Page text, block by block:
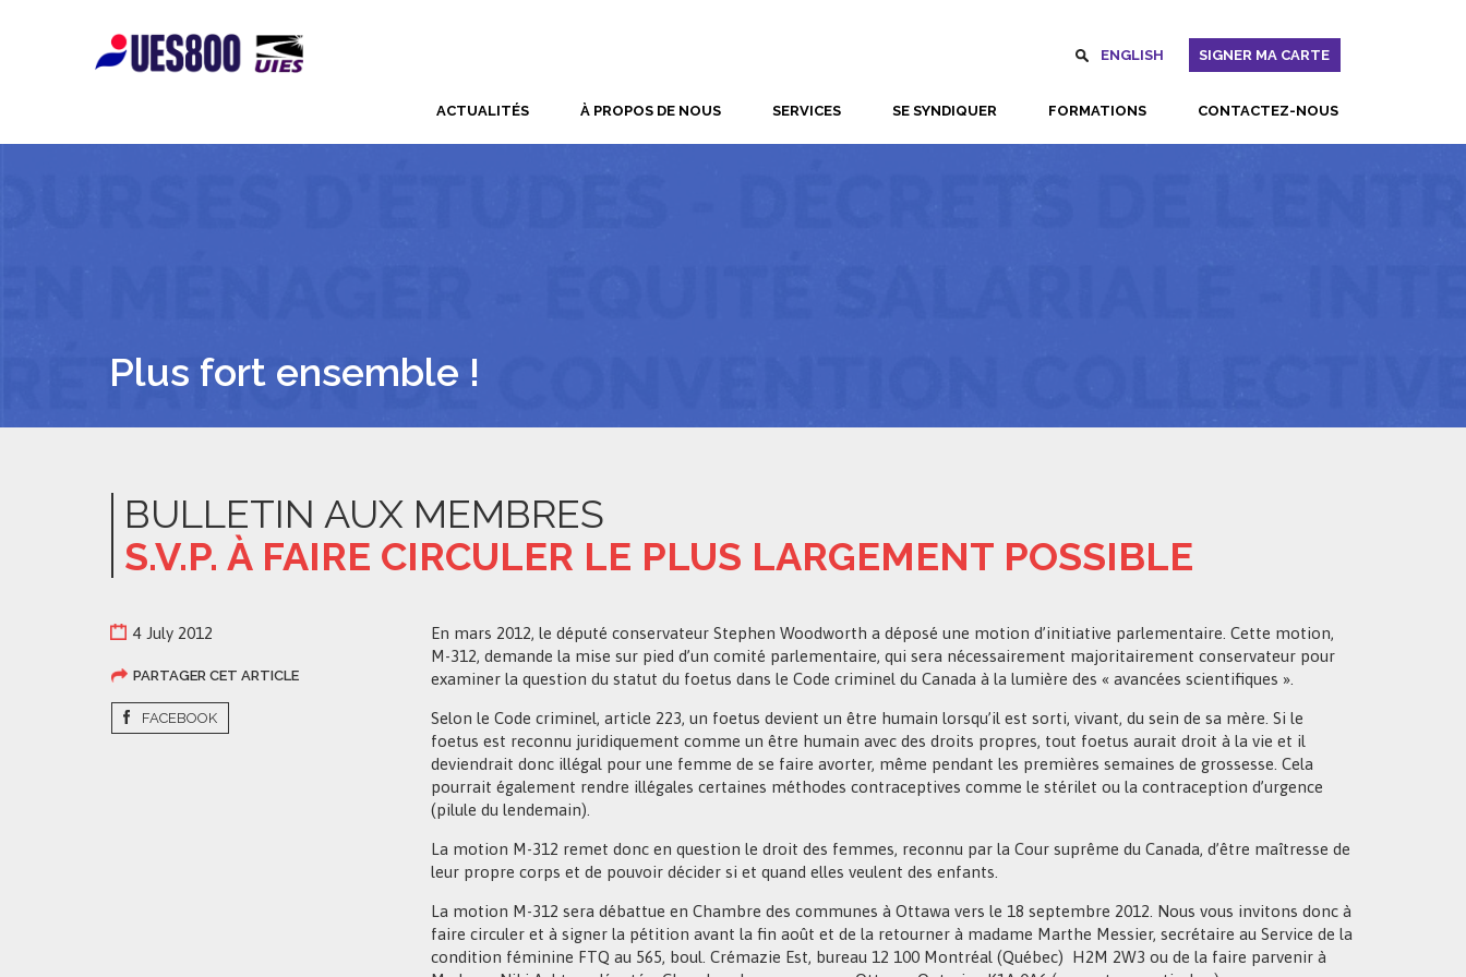
ENGLISH SIGNER MA CARTE
ACTUALITÉS À PROPOS DE NOUS SERVICES SE SYNDIQUER FORMATIONS CONTACTEZ-NOUS
Plus fort ensemble !
BULLETIN AUX MEMBRES
S.V.P. À FAIRE CIRCULER LE PLUS LARGEMENT POSSIBLE
4 July 2012
PARTAGER CET ARTICLE
FACEBOOK
En mars 2012, le député conservateur Stephen Woodworth a déposé une motion d’initiative parlementaire. Cette motion,
M-312, demande la mise sur pied d’un comité parlementaire, qui sera nécessairement majoritairement conservateur pour
examiner la question du statut du foetus dans le Code criminel du Canada à la lumière des « avancées scientifiques ».
Selon le Code criminel, article 223, un foetus devient un être humain lorsqu’il est sorti, vivant, du sein de sa mère. Si le
foetus est reconnu juridiquement comme un être humain avec des droits propres, tout foetus aurait droit à la vie et il
deviendrait donc illégal pour une femme de se faire avorter, même pendant les premières semaines de grossesse. Cela
pourrait également rendre illégales certaines méthodes contraceptives comme le stérilet ou la contraception d’urgence
(pilule du lendemain).
La motion M-312 remet donc en question le droit des femmes, reconnu par la Cour suprême du Canada, d’être maîtresse de
leur propre corps et de pouvoir décider si et quand elles veulent des enfants.
La motion M-312 sera débattue en Chambre des communes à Ottawa vers le 18 septembre 2012. Nous vous invitons donc à
faire circuler et à signer la pétition avant la fin août et de la retourner à madame Marthe Messier, secrétaire au Service de la
condition féminine FTQ au 565, boul. Crémazie Est, bureau 12 100 Montréal (Québec) H2M 2W3 ou de la faire parvenir à